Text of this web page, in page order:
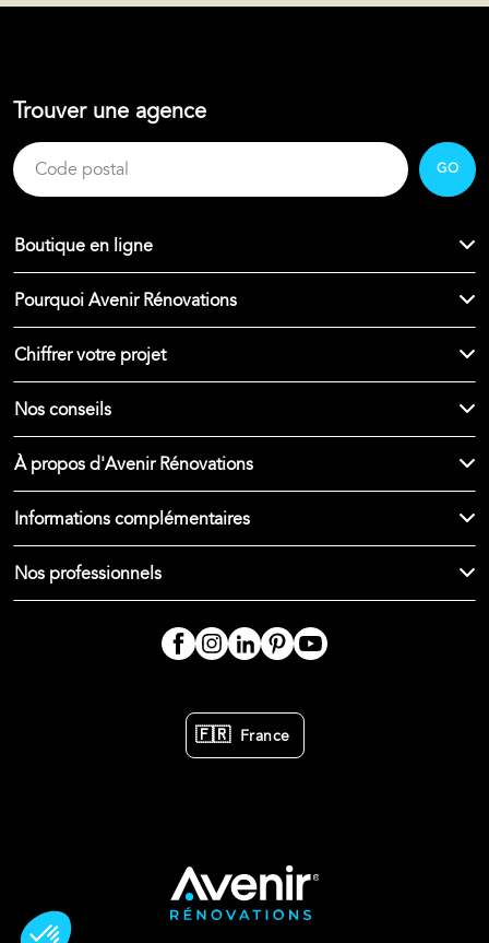
Trouver une agence
GO
Boutique en ligne
Pourquoi Avenir Rénovations
Chiffrer votre projet
Nos conseils
À propos d'Avenir Rénovations
Informations complémentaires
Nos professionnels
🇫🇷 France